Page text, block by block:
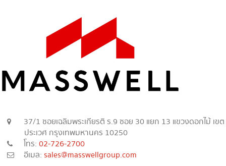
37/1 ซอยเฉลิมพระเกียรติ ร.9 ซอย 30 แยก 13 แขวงดอกไม้ เขต
ประเวศ กรุงเทพมหานคร 10250
โทร: 02-726-2700
อีเมล: sales@masswellgroup.com